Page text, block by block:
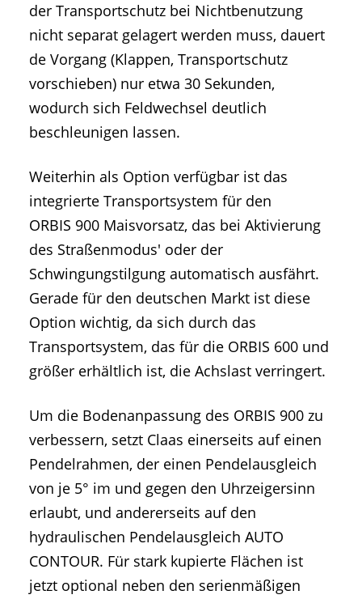
der Transportschutz bei Nichtbenutzung
nicht separat gelagert werden muss, dauert
de Vorgang (Klappen, Transportschutz
vorschieben) nur etwa 30 Sekunden,
wodurch sich Feldwechsel deutlich
beschleunigen lassen.
Weiterhin als Option verfügbar ist das
integrierte Transportsystem für den
ORBIS 900 Maisvorsatz, das bei Aktivierung
des Straßenmodus' oder der
Schwingungstilgung automatisch ausfährt.
Gerade für den deutschen Markt ist diese
Option wichtig, da sich durch das
Transportsystem, das für die ORBIS 600 und
größer erhältlich ist, die Achslast verringert.
Um die Bodenanpassung des ORBIS 900 zu
verbessern, setzt Claas einerseits auf einen
Pendelrahmen, der einen Pendelausgleich
von je 5° im und gegen den Uhrzeigersinn
erlaubt, und andererseits auf den
hydraulischen Pendelausgleich AUTO
CONTOUR. Für stark kupierte Flächen ist
jetzt optional neben den serienmäßigen